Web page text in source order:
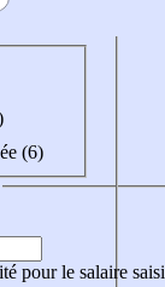
(6)
pour le salaire saisi